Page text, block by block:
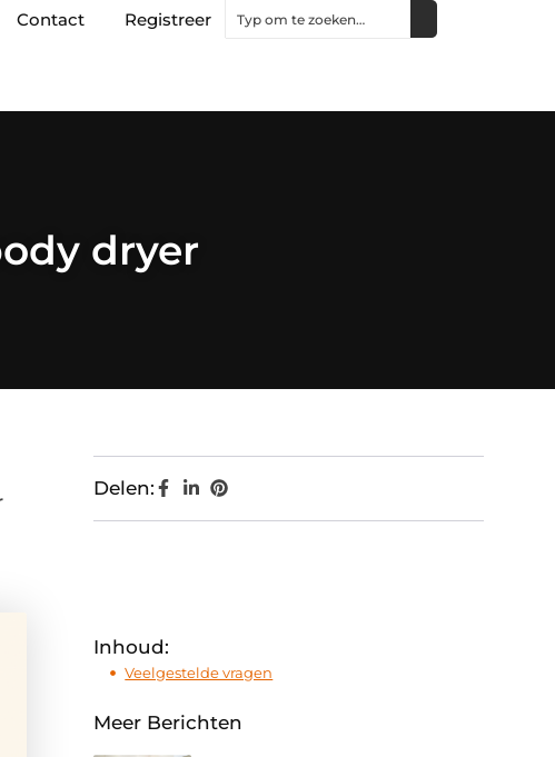
Contact Registreer
dryer
Delen:
Inhoud:
Veelgestelde vragen
Meer Berichten